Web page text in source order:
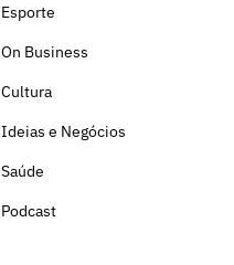
Esporte
On Business
Cultura
Ideias e Negócios
Saúde
Podcast